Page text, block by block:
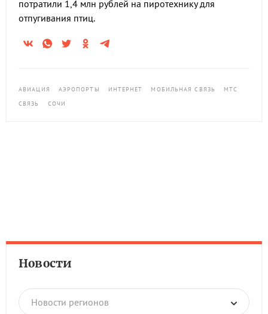
потратили 1,4 млн рублей на пиротехнику для
отпугивания птиц.
АВИАЦИЯ АЭРОПОРТЫ ИНТЕРНЕТ МОБИЛЬНАЯ СВЯЗЬ
МТС
СВЯЗЬ
СОЧИ
Новости
Новости регионов